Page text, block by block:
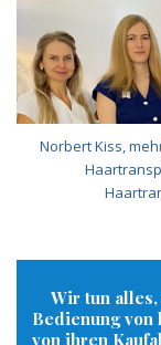
Norbert Kiss,
Wir tun
Bedienung
von ihren